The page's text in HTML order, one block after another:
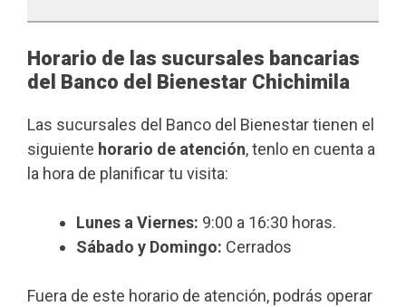
Horario de las sucursales bancarias
del Banco del Bienestar Chichimila
Las sucursales del Banco del Bienestar tienen el
siguiente horario de atención, tenlo en cuenta a
la hora de planificar tu visita:
Lunes a Viernes: 9:00 a 16:30 horas.
Sábado y Domingo: Cerrados
Fuera de este horario de atención, podrás operar